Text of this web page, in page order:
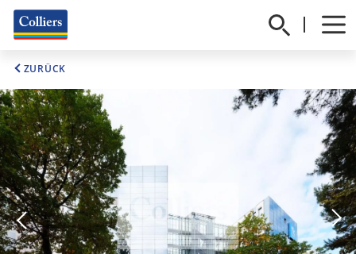
ZURÜCK